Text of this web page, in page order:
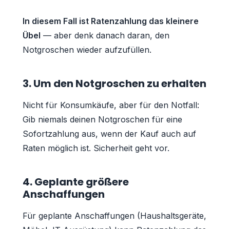
In diesem Fall ist Ratenzahlung das kleinere
Übel — aber denk danach daran, den
Notgroschen wieder aufzufüllen.
3. Um den Notgroschen zu erhalten
Nicht für Konsumkäufe, aber für den Notfall:
Gib niemals deinen Notgroschen für eine
Sofortzahlung aus, wenn der Kauf auch auf
Raten möglich ist. Sicherheit geht vor.
4. Geplante größere
Anschaffungen
Für geplante Anschaffungen (Haushaltsgeräte,